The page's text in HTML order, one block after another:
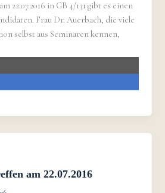
22.07.2016 in GB 4/131 gibt es einen
Frau Dr. Auerbach, die viele
selbst aus Seminaren kennen,
am 22.07.2016